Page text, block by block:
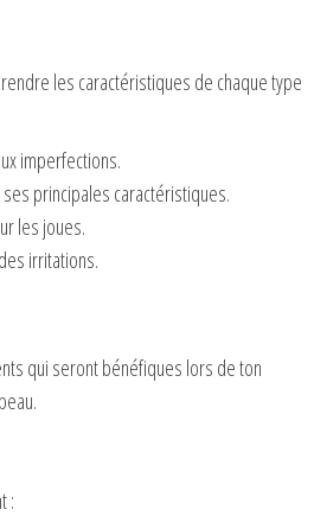
les caractéristiques de chaque type
imperfections.
principales caractéristiques.
les joues.
irritations.
qui seront bénéfiques lors de ton
: